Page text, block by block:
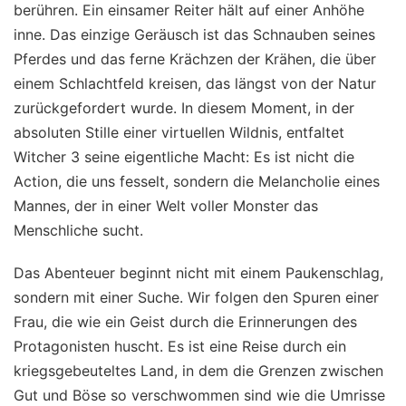
berühren. Ein einsamer Reiter hält auf einer Anhöhe
inne. Das einzige Geräusch ist das Schnauben seines
Pferdes und das ferne Krächzen der Krähen, die über
einem Schlachtfeld kreisen, das längst von der Natur
zurückgefordert wurde. In diesem Moment, in der
absoluten Stille einer virtuellen Wildnis, entfaltet
Witcher 3 seine eigentliche Macht: Es ist nicht die
Action, die uns fesselt, sondern die Melancholie eines
Mannes, der in einer Welt voller Monster das
Menschliche sucht.
Das Abenteuer beginnt nicht mit einem Paukenschlag,
sondern mit einer Suche. Wir folgen den Spuren einer
Frau, die wie ein Geist durch die Erinnerungen des
Protagonisten huscht. Es ist eine Reise durch ein
kriegsgebeuteltes Land, in dem die Grenzen zwischen
Gut und Böse so verschwommen sind wie die Umrisse